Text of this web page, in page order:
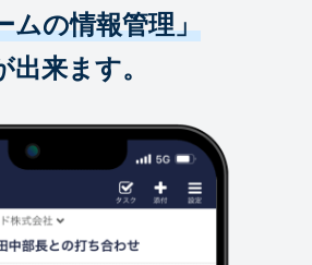
ムの情報管理」
出来ます。